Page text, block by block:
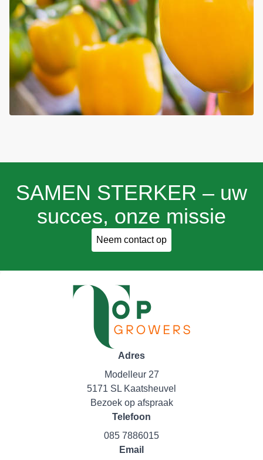
SAMEN STERKER – uw
succes, onze missie
Neem contact op
Adres
Modelleur 27
5171 SL Kaatsheuvel
Bezoek op afspraak
Telefoon
085 7886015
Email